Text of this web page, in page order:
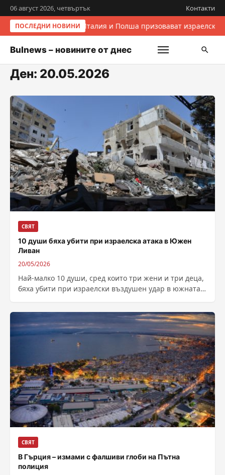
06 август 2026, четвъртък Контакти
ПОСЛЕДНИ НОВИНИ Италия и Полша призовават
Bulnews – новините от днес
Ден: 20.05.2026
СВЯТ
10 души бяха убити при израелска атака в Южен
Ливан
20/05/2026
Най-малко 10 души, сред които три жени и три деца,
бяха убити при израелски въздушен удар в южната
СВЯТ
В Гърция – измами с фалшиви глоби на Пътна
полиция